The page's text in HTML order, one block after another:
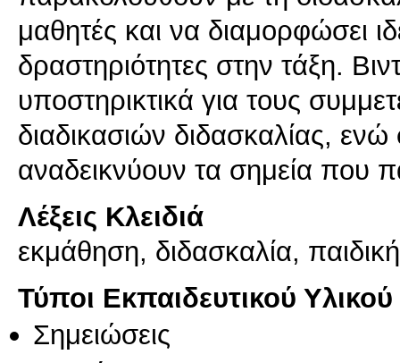
μαθητές και να διαμορφώσει
δραστηριότητες στην τάξη.
υποστηρικτικά για τους
διαδικασιών διδασκαλίας,
Λέξεις Κλειδιά
εκμάθηση, διδασκαλία, παιδική
Τύποι Εκπαιδευτικού Υλικού
Σημειώσεις